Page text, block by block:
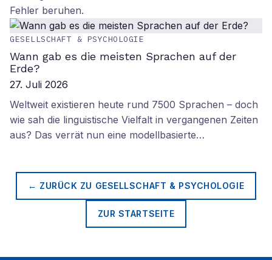
Fehler beruhen.
GESELLSCHAFT & PSYCHOLOGIE
Wann gab es die meisten Sprachen auf der
Erde?
27. Juli 2026
Weltweit existieren heute rund 7500 Sprachen – doch
wie sah die linguistische Vielfalt in vergangenen Zeiten
aus? Das verrät nun eine modellbasierte…
← ZURÜCK ZU GESELLSCHAFT & PSYCHOLOGIE
ZUR STARTSEITE